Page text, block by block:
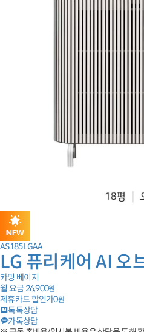
AS185LGAA
LG 퓨리케어 AI 오
카밍 베이지
월 요금26,900원
제휴카드 할인가0원
톡톡상담
카톡상담